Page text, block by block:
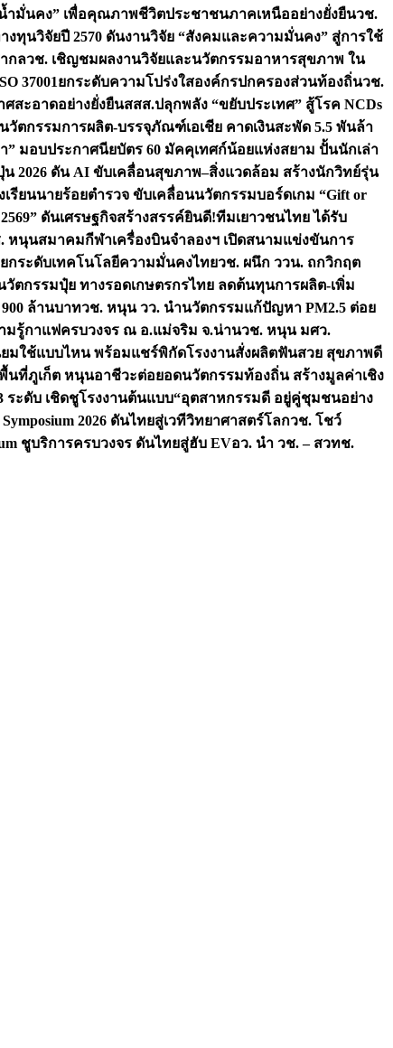
ำมั่นคง” เพื่อคุณภาพชีวิตประชาชนภาคเหนืออย่างยั่งยืนวช.
างทุนวิจัยปี 2570 ดันงานวิจัย “สังคมและความมั่นคง” สู่การใช้
กลวช. เชิญชมผลงานวิจัยและนวัตกรรมอาหารสุขภาพ ใน
37001ยกระดับความโปร่งใสองค์กรปกครองส่วนท้องถิ่นวช.
สะอาดอย่างยั่งยืนสสส.ปลุกพลัง “ขยับประเทศ” สู้โรค NCDs
วัตกรรมการผลิต-บรรจุภัณฑ์เอเชีย คาดเงินสะพัด 5.5 พันล้า
” มอบประกาศนียบัตร 60 มัคคุเทศก์น้อยแห่งสยาม ปั้นนักเล่า
น 2026 ดัน AI ขับเคลื่อนสุขภาพ–สิ่งแวดล้อม สร้างนักวิทย์รุ่น
เรียนนายร้อยตำรวจ ขับเคลื่อนนวัตกรรมบอร์ดเกม “Gift or
ดันเศรษฐกิจสร้างสรรค์ยินดี!ทีมเยาวชนไทย ได้รับ
หนุนสมาคมกีฬาเครื่องบินจำลองฯ เปิดสนามแข่งขันการ
กระดับเทคโนโลยีความมั่นคงไทยวช. ผนึก ววน. ถกวิกฤต
วัตกรรมปุ๋ย ทางรอดเกษตรกรไทย ลดต้นทุนการผลิต-เพิ่ม
ล้านบาทวช. หนุน วว. นำนวัตกรรมแก้ปัญหา PM2.5 ต่อย
มรู้กาแฟครบวงจร ณ อ.แม่จริม จ.น่านวช. หนุน มศว.
มใช้แบบไหน พร้อมแชร์พิกัดโรงงานสั่งผลิตฟันสวย สุขภาพดี
นที่ภูเก็ต หนุนอาชีวะต่อยอดนวัตกรรมท้องถิ่น สร้างมูลค่าเชิง
ระดับ เชิดชูโรงงานต้นแบบ“อุตสาหกรรมดี อยู่คู่ชุมชนอย่าง
2026 ดันไทยสู่เวทีวิทยาศาสตร์โลกวช. โชว์
ชูบริการครบวงจร ดันไทยสู่ฮับ EVอว. นำ วช. – สวทช.